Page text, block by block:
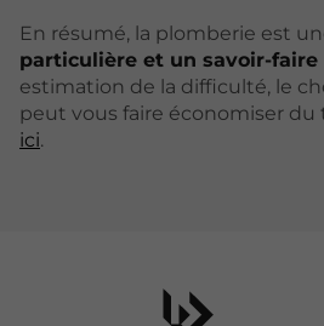
En résumé, la plomberie est
particulière et un savoir-faire
estimation de la difficulté, le
peut vous faire économiser du
ici.